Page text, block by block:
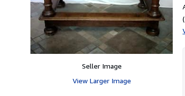
Seller Image
View Larger Image